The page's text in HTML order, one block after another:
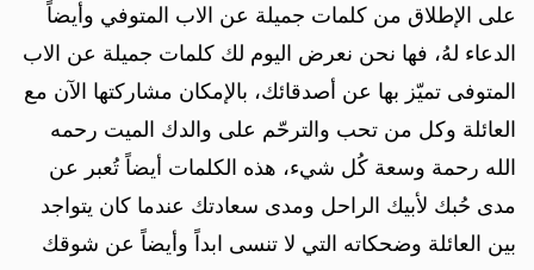
على الإطلاق من كلمات جميلة عن الاب المتوفي وأيضاً
الدعاء لهُ، فها نحن نعرض اليوم لك كلمات جميلة عن الاب
المتوفى تميّز بها عن أصدقائك، بالإمكان مشاركتها الآن مع
العائلة وكل من تحب والترحّم على والدك الميت رحمه
الله رحمة وسعة كُل شيء، هذه الكلمات أيضاً تُعبر عن
مدى حُبك لأبيك الراحل ومدى سعادتك عندما كان يتواجد
بين العائلة وضحكاته التي لا تنسى ابداً وأيضاً عن شوقك